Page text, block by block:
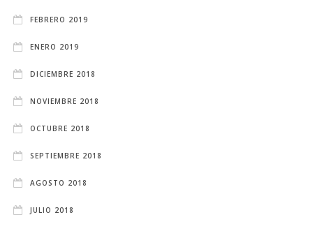
FEBRERO 2019
ENERO 2019
DICIEMBRE 2018
NOVIEMBRE 2018
OCTUBRE 2018
SEPTIEMBRE 2018
AGOSTO 2018
JULIO 2018